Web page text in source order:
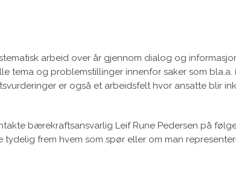
arbeid over år gjennom dialog og
tema og problemstillinger innenfor saker som bla.a.
er også et arbeidsfelt hvor ansatte blir
bærekraftsansvarlig Leif Rune Pedersen på
frem hvem som spør eller om man